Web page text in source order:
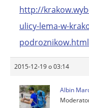
http://
ulicy-lema-w-
2015-12-19 o 03:14
Albin